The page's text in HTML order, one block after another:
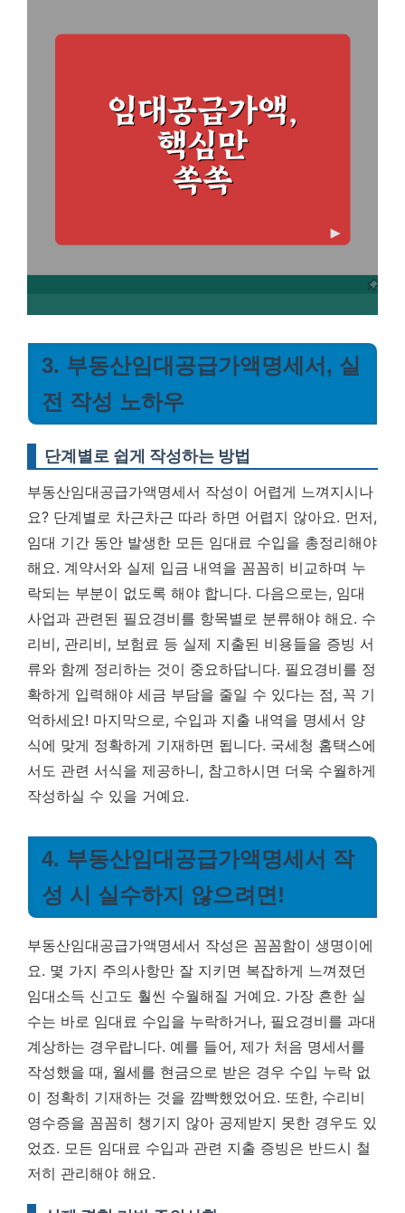
3. 부동산임대공급가액명세서, 실
전 작성 노하우
단계별로 쉽게 작성하는 방법
부동산임대공급가액명세서 작성이 어렵게 느껴지시나
요? 단계별로 차근차근 따라 하면 어렵지 않아요. 먼저,
임대 기간 동안 발생한 모든 임대료 수입을 총정리해야
해요. 계약서와 실제 입금 내역을 꼼꼼히 비교하며 누
락되는 부분이 없도록 해야 합니다. 다음으로는, 임대
사업과 관련된 필요경비를 항목별로 분류해야 해요. 수
리비, 관리비, 보험료 등 실제 지출된 비용들을 증빙 서
류와 함께 정리하는 것이 중요하답니다. 필요경비를 정
확하게 입력해야 세금 부담을 줄일 수 있다는 점, 꼭 기
억하세요! 마지막으로, 수입과 지출 내역을 명세서 양
식에 맞게 정확하게 기재하면 됩니다. 국세청 홈택스에
서도 관련 서식을 제공하니, 참고하시면 더욱 수월하게
작성하실 수 있을 거예요.
4. 부동산임대공급가액명세서 작
성 시 실수하지 않으려면!
부동산임대공급가액명세서 작성은 꼼꼼함이 생명이에
요. 몇 가지 주의사항만 잘 지키면 복잡하게 느껴졌던
임대소득 신고도 훨씬 수월해질 거예요. 가장 흔한 실
수는 바로 임대료 수입을 누락하거나, 필요경비를 과대
계상하는 경우랍니다. 예를 들어, 제가 처음 명세서를
작성했을 때, 월세를 현금으로 받은 경우 수입 누락 없
이 정확히 기재하는 것을 깜빡했었어요. 또한, 수리비
영수증을 꼼꼼히 챙기지 않아 공제받지 못한 경우도 있
었죠. 모든 임대료 수입과 관련 지출 증빙은 반드시 철
저히 관리해야 해요.